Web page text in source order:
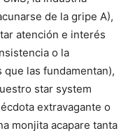
de la gripe A),
atención e interés
o la
las fundamentan),
star system
extravagante o
monjita acapare tanta